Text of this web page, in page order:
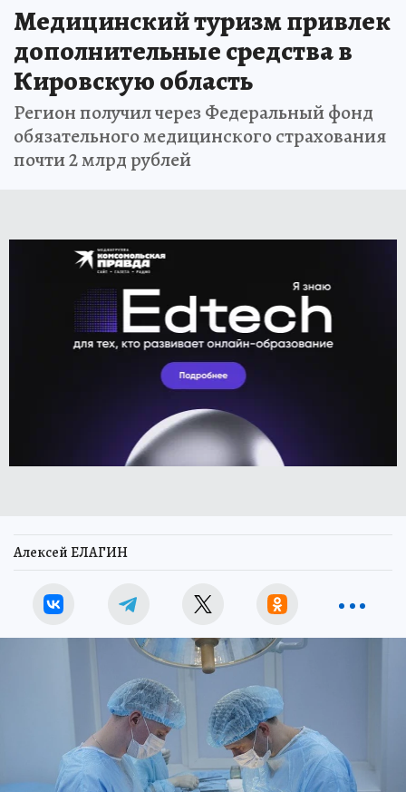
Медицинский туризм привлек
дополнительные средства в
Кировскую область
Регион получил через Федеральный фонд
обязательного медицинского страхования
почти 2 млрд рублей
Алексей ЕЛАГИН